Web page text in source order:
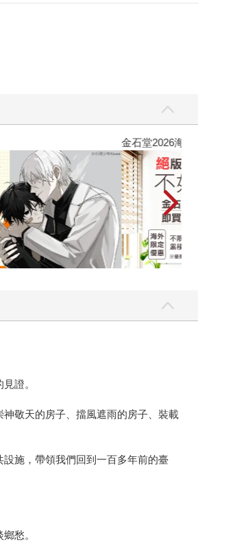
金石堂2026海
證。
敬天的房子、擋風遮雨的房子、裝載
施，帶領我們回到一百多年前的臺
愁。